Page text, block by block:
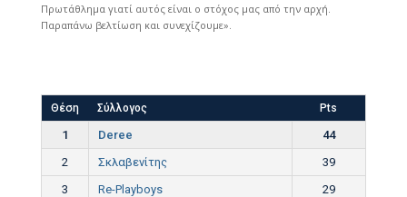
Πρωτάθλημα γιατί αυτός είναι ο στόχος μας από την αρχή.
Παραπάνω βελτίωση και συνεχίζουμε».
Θέση Σύλλογος Pts
1 Deree
44
2
Σκλαβενίτης
39
3
Re-Playboys
29